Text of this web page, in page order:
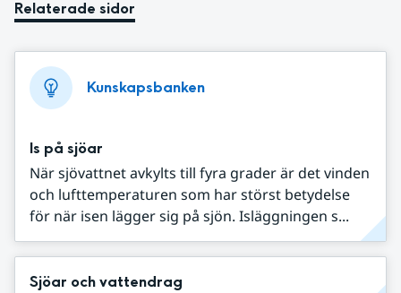
Relaterade sidor
Kunskapsbanken
Is på sjöar
När sjövattnet avkylts till fyra grader är det vinden
och lufttemperaturen som har störst betydelse
för när isen lägger sig på sjön. Isläggningen s...
Sjöar och vattendrag